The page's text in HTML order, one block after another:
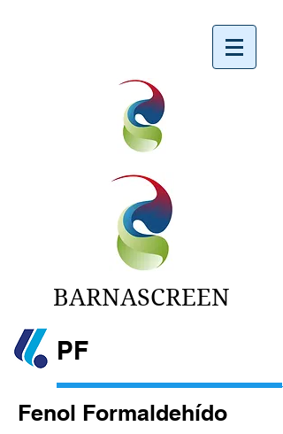
BARNASCREEN
PF
Fenol Formaldehído